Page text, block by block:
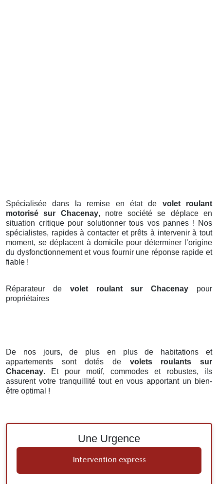
Spécialisée dans la remise en état de volet roulant
motorisé sur Chacenay, notre société se déplace en
situation critique pour solutionner tous vos pannes ! Nos
spécialistes, rapides à contacter et prêts à intervenir à tout
moment, se déplacent à domicile pour déterminer l’origine
du dysfonctionnement et vous fournir une réponse rapide et
fiable !
Réparateur de volet roulant sur Chacenay pour
propriétaires
De nos jours, de plus en plus de habitations et
appartements sont dotés de volets roulants
sur
Chacenay. Et pour motif, commodes et robustes, ils
assurent votre tranquillité tout en vous apportant un bien-
être optimal !
Une Urgence
Intervention express